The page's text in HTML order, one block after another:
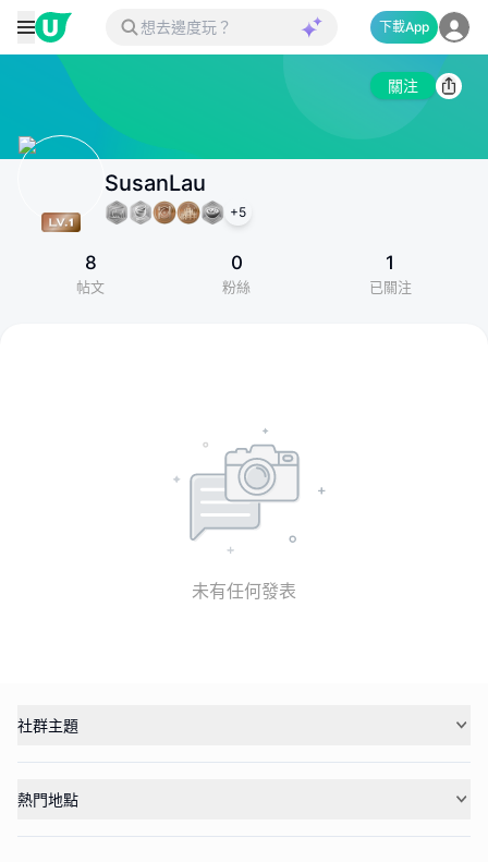
下載App
關注
SusanLau
+5
8
帖文
0
粉絲
1
已關注
未有任何發表
社群主題
熱門地點